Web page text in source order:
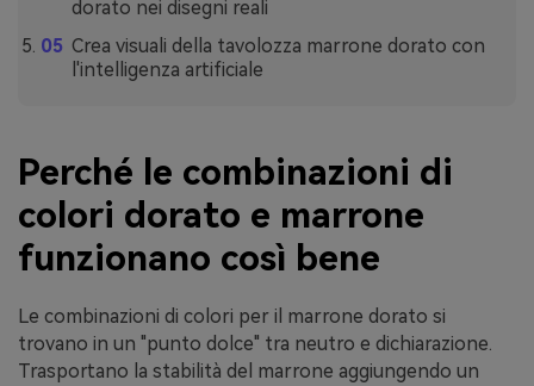
dorato nei disegni reali
Crea visuali della tavolozza marrone dorato con
l'intelligenza artificiale
Perché le combinazioni di
colori dorato e marrone
funzionano così bene
Le combinazioni di colori per il marrone dorato si
trovano in un "punto dolce" tra neutro e dichiarazione.
Trasportano la stabilità del marrone aggiungendo un